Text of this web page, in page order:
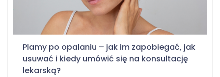
Plamy po opalaniu – jak im zapobiegać, jak
usuwać i kiedy umówić się na konsultację
lekarską?